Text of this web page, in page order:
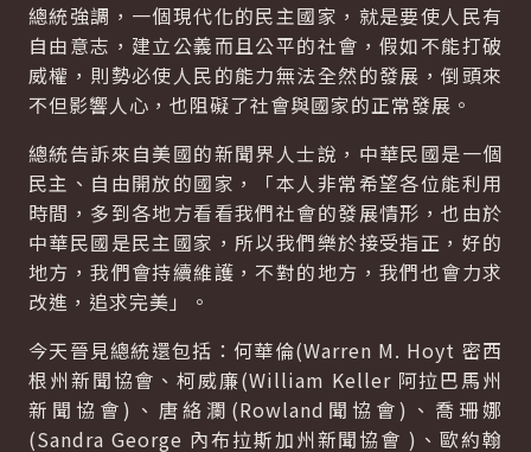
總統強調，一個現代化的民主國家，就是要使人民有
自由意志，建立公義而且公平的社會，假如不能打破
威權，則勢必使人民的能力無法全然的發展，倒頭來
不但影響人心，也阻礙了社會與國家的正常發展。
總統告訴來自美國的新聞界人士說，中華民國是一個
民主、自由開放的國家，「本人非常希望各位能利用
時間，多到各地方看看我們社會的發展情形，也由於
中華民國是民主國家，所以我們樂於接受指正，好的
地方，我們會持續維護，不對的地方，我們也會力求
改進，追求完美」。
今天晉見總統還包括：何華倫(Warren M. Hoyt 密西
根州新聞協會、柯威廉(William Keller 阿拉巴馬州
新聞協會)、唐絡瀾(Rowland聞協會)、喬珊娜
(Sandra George 內布拉斯加州新聞協會 )、歐約翰